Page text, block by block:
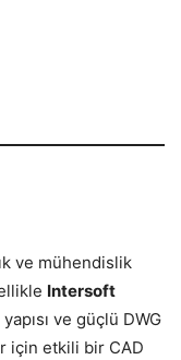
ve mühendislik
Intersoft
ve güçlü DWG
için etkili bir CAD